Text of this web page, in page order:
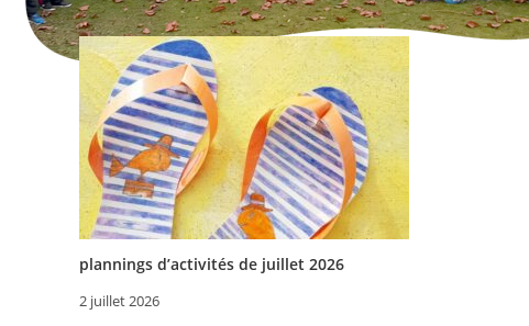
plannings d’activités de juillet 2026
2 juillet 2026